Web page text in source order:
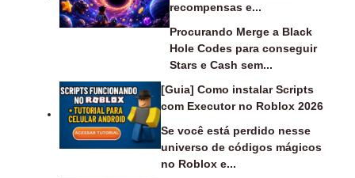
recompensas e...
Procurando Merge a Black
Hole Codes para conseguir
Stars e Cash sem...
[Guia] Como instalar Scripts
com Executor no Roblox 2026
Se você está perdido nesse
universo de códigos mágicos
no Roblox e...